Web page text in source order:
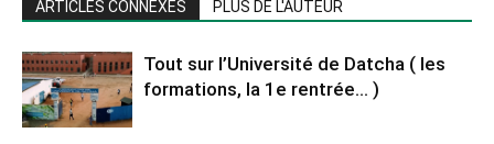
ARTICLES CONNEXES PLUS DE L'AUTEUR
Tout sur l’Université de Datcha ( les
formations, la 1e rentrée… )